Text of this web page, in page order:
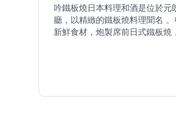
吟鐵板燒日本料理和酒是位於元
廳，以精緻的鐵板燒料理聞名 。餐廳大廚善用日本高質
新鮮食材，炮製席前日式鐵板燒